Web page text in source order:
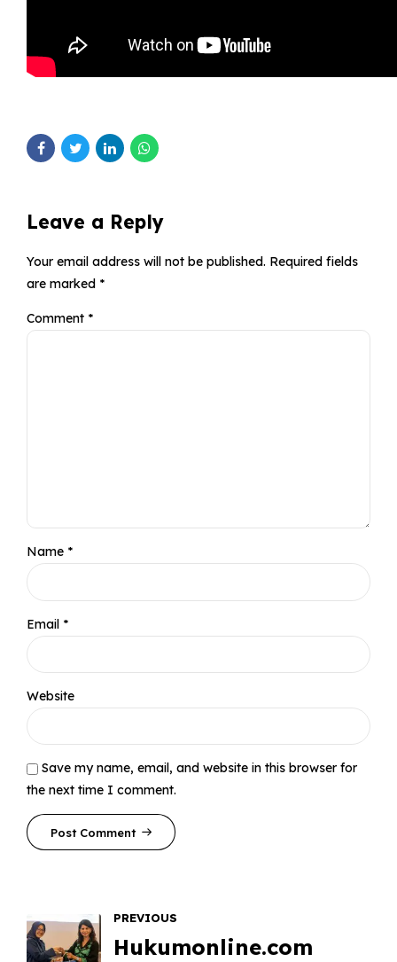
Leave a Reply
Your email address will not be published. Required fields
are marked *
Comment *
Name *
Email *
Website
Save my name, email, and website in this browser for
the next time I comment.
Post Comment
PREVIOUS
Hukumonline.com